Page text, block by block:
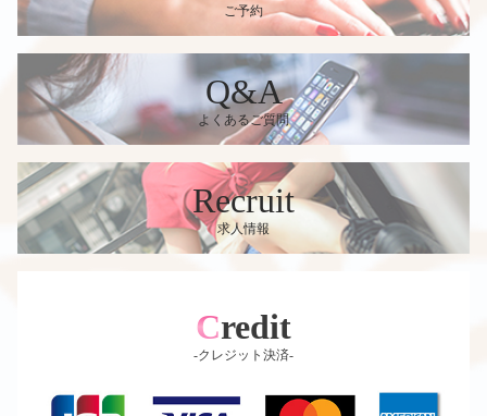
★大野さん20:00～ ★咲村さん21:00～
★金村さん21:00～ お電話お待ちして
おります
ご予約
Q&A
よくあるご質問
Recruit
求人情報
Credit
-クレジット決済-